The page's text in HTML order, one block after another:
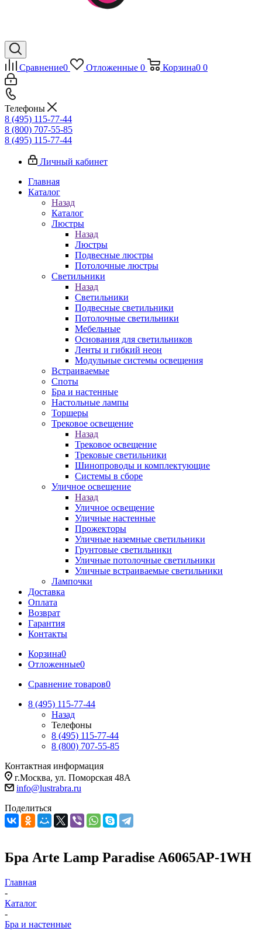
Сравнение0 Отложенные 0 Корзина0 0
Телефоны
8 (495) 115-77-44
8 (800) 707-55-85
8 (495) 115-77-44
Личный кабинет
Главная
Каталог
Назад
Каталог
Люстры
Назад
Люстры
Подвесные люстры
Потолочные люстры
Светильники
Назад
Светильники
Подвесные светильники
Потолочные светильники
Мебельные
Основания для светильников
Ленты и гибкий неон
Модульные системы освещения
Встраиваемые
Споты
Бра и настенные
Настольные лампы
Торшеры
Трековое освещение
Назад
Трековое освещение
Трековые светильники
Шинопроводы и комплектующие
Системы в сборе
Уличное освещение
Назад
Уличное освещение
Уличные настенные
Прожекторы
Уличные наземные светильники
Грунтовые светильники
Уличные потолочные светильники
Уличные встраиваемые светильники
Лампочки
Доставка
Оплата
Возврат
Гарантия
Контакты
Корзина0
Отложенные0
Сравнение товаров0
8 (495) 115-77-44
Назад
Телефоны
8 (495) 115-77-44
8 (800) 707-55-85
Контактная информация
г.Москва, ул. Поморская 48А
info@lustrabra.ru
Поделиться
Бра Arte Lamp Paradise A6065AP-1WH
Главная
-
Каталог
-
Бра и настенные